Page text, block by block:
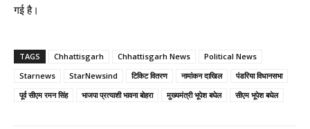
गई है।
TAGS Chhattisgarh Chhattisgarh News
Political News
Starnews
StarNewsind टिकिट वितरण नामांकन दाखिल
पंडरिया विधानसभा
पूर्व सीएम रमन सिंह
भाजपा प्रत्याशी भावना बोहरा मुख्यमंत्री भूपेश बघेल सीएम भूपेश बघेल